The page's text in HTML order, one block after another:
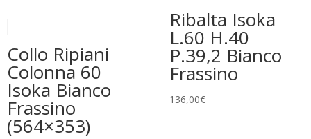
Collo Ripiani
Colonna 60
Isoka Bianco
Frassino
(564×353)
Ribalta Isoka
L.60 H.40
P.39,2 Bianco
Frassino
136,00€